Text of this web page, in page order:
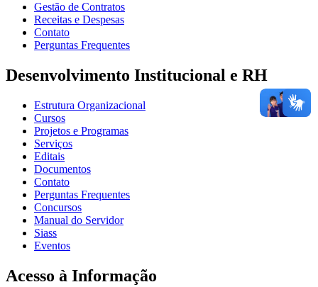
Gestão de Contratos
Receitas e Despesas
Contato
Perguntas Frequentes
Desenvolvimento Institucional e RH
Estrutura Organizacional
Cursos
Projetos e Programas
Serviços
Editais
Documentos
Contato
Perguntas Frequentes
Concursos
Manual do Servidor
Siass
Eventos
Acesso à Informação